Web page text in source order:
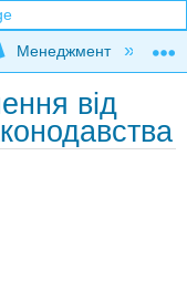
Менеджмент
від